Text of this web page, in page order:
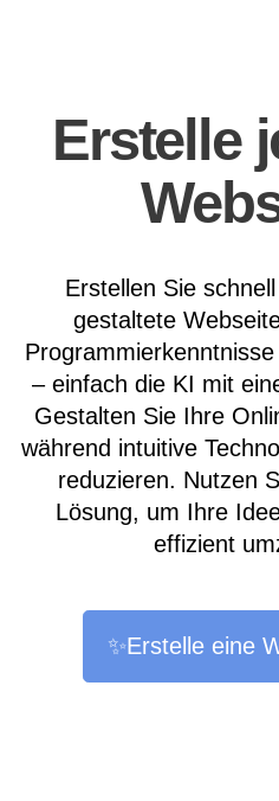
Erstelle
Erstellen Sie
gestaltete
– einfach die KI mit
Gestalten Sie Ihre
während intuitive
reduzieren. Nutzen
Lösung, um Ihre
effizient
✨Erstelle eine